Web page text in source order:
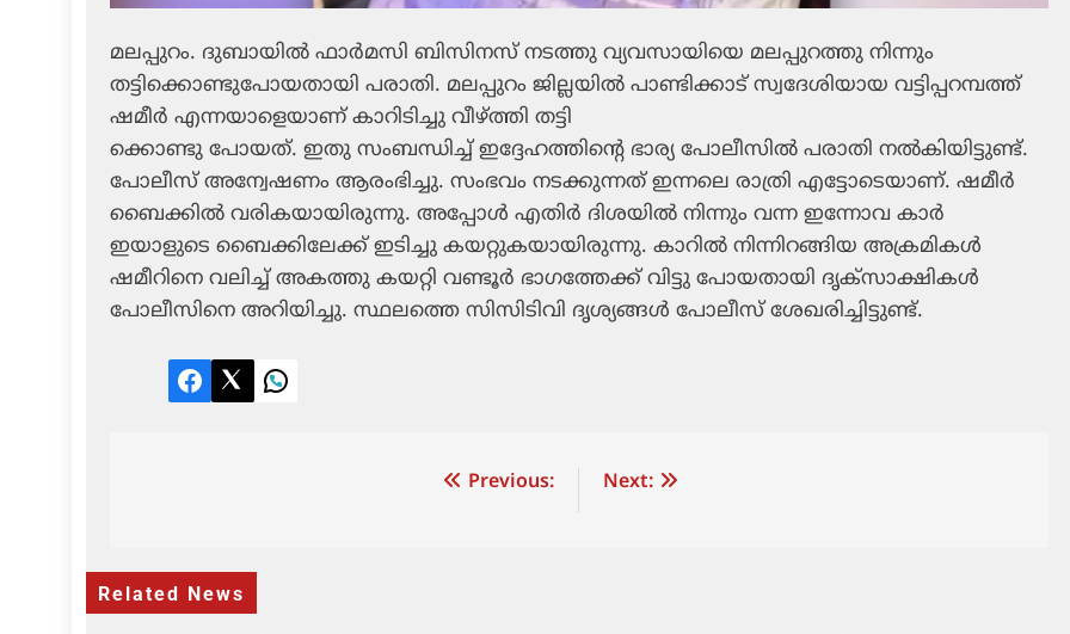
മലപ്പുറം. ദുബായില്‍ ഫാര്‍മസി ബിസിനസ് നടത്തു വ്യവസായിയെ മലപ്പുറത്തു നിന്നും
തട്ടിക്കൊണ്ടുപോയതായി പരാതി. മലപ്പുറം ജില്ലയില്‍ പാണ്ടിക്കാട് സ്വദേശിയായ വട്ടിപ്പറമ്പത്ത്
ഷമീര്‍ എന്നയാളെയാണ് കാറിടിച്ചു വീഴ്ത്തി തട്ടി
ക്കൊണ്ടു പോയത്. ഇതു സംബന്ധിച്ച് ഇദ്ദേഹത്തിന്റെ ഭാര്യ പോലീസില്‍ പരാതി നല്‍കിയിട്ടുണ്ട്.
പോലീസ് അന്വേഷണം ആരംഭിച്ചു. സംഭവം നടക്കുന്നത് ഇന്നലെ രാത്രി എട്ടോടെയാണ്. ഷമീര്‍
ബൈക്കില്‍ വരികയായിരുന്നു. അപ്പോള്‍ എതിര്‍ ദിശയില്‍ നിന്നും വന്ന ഇന്നോവ കാര്‍
ഇയാളുടെ ബൈക്കിലേക്ക് ഇടിച്ചു കയറ്റുകയായിരുന്നു. കാറില്‍ നിന്നിറങ്ങിയ അക്രമികള്‍
ഷമീറിനെ വലിച്ച് അകത്തു കയറ്റി വണ്ടൂര്‍ ഭാഗത്തേക്ക് വിട്ടു പോയതായി ദൃക്‌സാക്ഷികള്‍
പോലീസിനെ അറിയിച്ചു. സ്ഥലത്തെ സിസിടിവി ദൃശ്യങ്ങള്‍ പോലീസ് ശേഖരിച്ചിട്ടുണ്ട്.
Facebook
TwitterLinkedIn
Previous: Next:
Related News